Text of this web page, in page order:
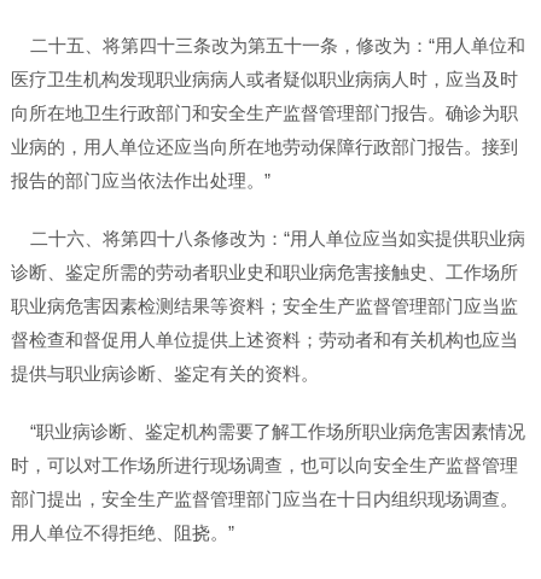
二十五、将第四十三条改为第五十一条，修改为：“用人单位和
医疗卫生机构发现职业病病人或者疑似职业病病人时，应当及时
向所在地卫生行政部门和安全生产监督管理部门报告。确诊为职
业病的，用人单位还应当向所在地劳动保障行政部门报告。接到
报告的部门应当依法作出处理。”
二十六、将第四十八条修改为：“用人单位应当如实提供职业病
诊断、鉴定所需的劳动者职业史和职业病危害接触史、工作场所
职业病危害因素检测结果等资料；安全生产监督管理部门应当监
督检查和督促用人单位提供上述资料；劳动者和有关机构也应当
提供与职业病诊断、鉴定有关的资料。
“职业病诊断、鉴定机构需要了解工作场所职业病危害因素情况
时，可以对工作场所进行现场调查，也可以向安全生产监督管理
部门提出，安全生产监督管理部门应当在十日内组织现场调查。
用人单位不得拒绝、阻挠。”